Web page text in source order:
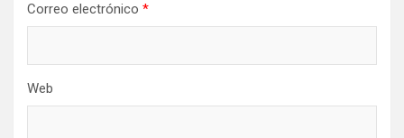
Correo electrónico *
Web